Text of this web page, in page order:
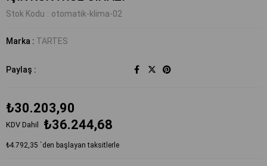
Stok Kodu otomatik-klima-02
Marka : TARTES
Paylaş :
₺30.203,90
KDV Dahil ₺36.244,68
₺4.792,35 `den başlayan taksitlerle